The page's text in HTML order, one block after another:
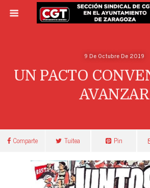
9 De Octubre De 2019
UN PACTO
AVANZAR
Comparte Tuitea Pin